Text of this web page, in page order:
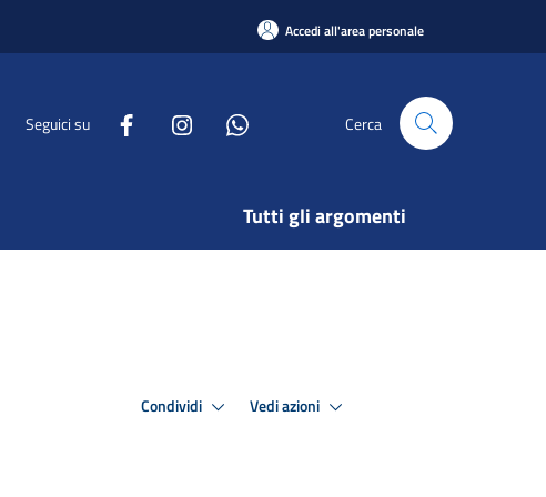
Accedi all'area personale
Seguici su Cerca
Tutti gli argomenti
Condividi Vedi azioni